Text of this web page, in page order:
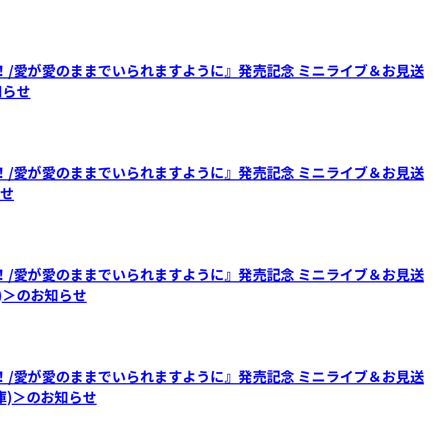
が愛のままでいられますように』発売記念 ミニライブ＆お見送
せ
が愛のままでいられますように』発売記念 ミニライブ＆お見送
が愛のままでいられますように』発売記念 ミニライブ＆お見送
のお知らせ
が愛のままでいられますように』発売記念 ミニライブ＆お見送
)＞のお知らせ